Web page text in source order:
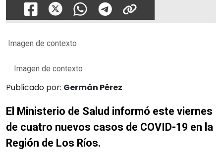
Imagen de contexto
Imagen de contexto
Publicado por: Germán Pérez
El Ministerio de Salud informó este viernes
de cuatro nuevos casos de COVID-19 en la
Región de Los Ríos.